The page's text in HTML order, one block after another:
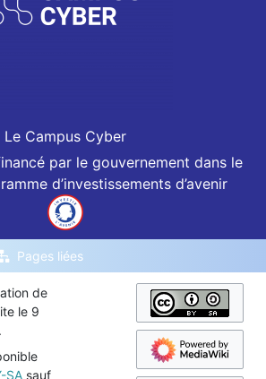
Le Campus Cyber
par le gouvernement dans le
d’investissements d’avenir
Pages liées
de
le 9
SA sauf